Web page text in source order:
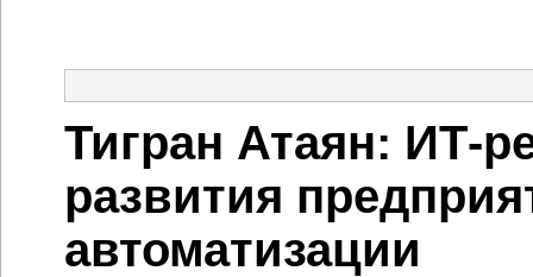
Тигран Атаян: ИТ-
развития
автоматизации